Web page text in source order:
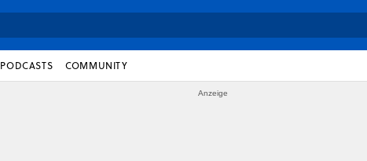
PODCASTS COMMUNITY